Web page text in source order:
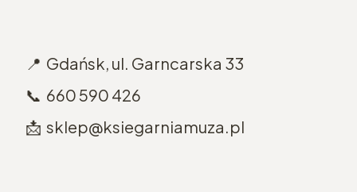
📍 Gdańsk, ul. Garncarska 33
📞 660 590 426
📩 sklep@ksiegarniamuza.pl